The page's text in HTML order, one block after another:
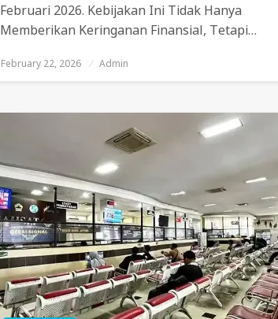
Februari 2026. Kebijakan Ini Tidak Hanya
Memberikan Keringanan Finansial, Tetapi…
Posted
February 22, 2026 Admin